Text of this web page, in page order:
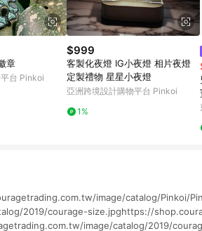
章
台 Pinkoi
$999
客製化夜燈 IG小夜燈 相片夜燈
定製禮物 星星小夜燈
亞洲跨境設計購物平台 Pinkoi
1%
image/catalog/Pinkoi/
2019/courage-size.jpghttps://
image/catalog/2019/